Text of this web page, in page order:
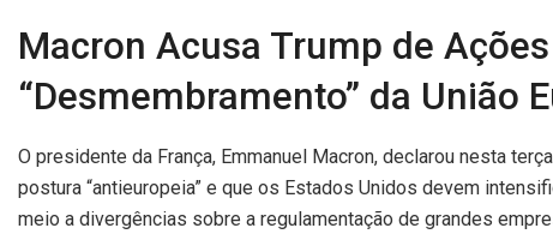
Macron Acusa Trump de
“Desmembramento” da União
O presidente da França, Emmanuel Macron, declarou nesta
postura “antieuropeia” e que os Estados Unidos devem
meio a divergências sobre a regulamentação de grandes